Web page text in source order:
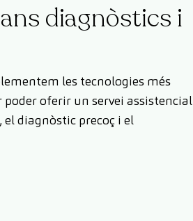
diagnòstics i
les tecnologies més
poder oferir un servei assistencial
diagnòstic precoç i el